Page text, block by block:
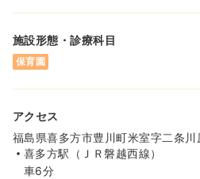
施設形態・診療科目
保育園
アクセス
福島県喜多方市豊川町米室字二条
喜多方駅（ＪＲ磐越西線）
車6分